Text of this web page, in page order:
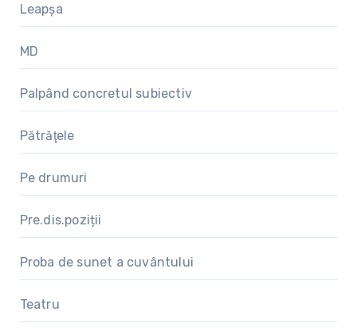
Leapșa
MD
Palpând concretul subiectiv
Pătrăţele
Pe drumuri
Pre.dis.poziții
Proba de sunet a cuvântului
Teatru